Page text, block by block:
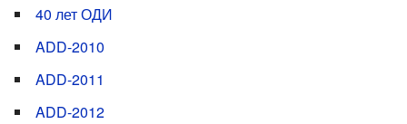
40 лет ОДИ
ADD-2010
ADD-2011
ADD-2012